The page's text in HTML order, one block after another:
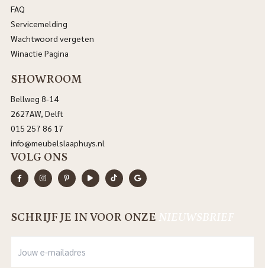
FAQ
Servicemelding
Wachtwoord vergeten
Winactie Pagina
SHOWROOM
Bellweg 8-14
2627AW, Delft
015 257 86 17
info@meubelslaaphuys.nl
VOLG ONS
SCHRIJF JE IN VOOR ONZE NIEUWSBRIEF